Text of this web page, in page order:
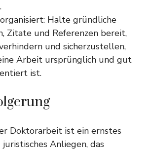
Halte gründliche
Zitate und Referenzen bereit,
und sicherzustellen,
Arbeit ursprünglich und gut
ist.
Doktorarbeit ist ein ernstes
Anliegen, das